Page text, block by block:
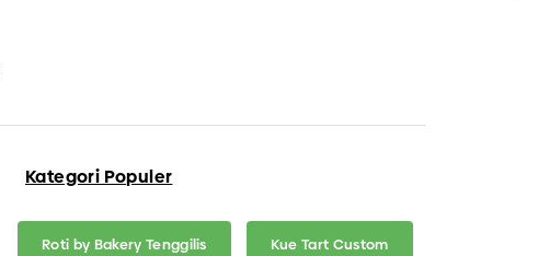
Kategori Populer
Roti by Bakery Tenggilis Kue Tart Custom